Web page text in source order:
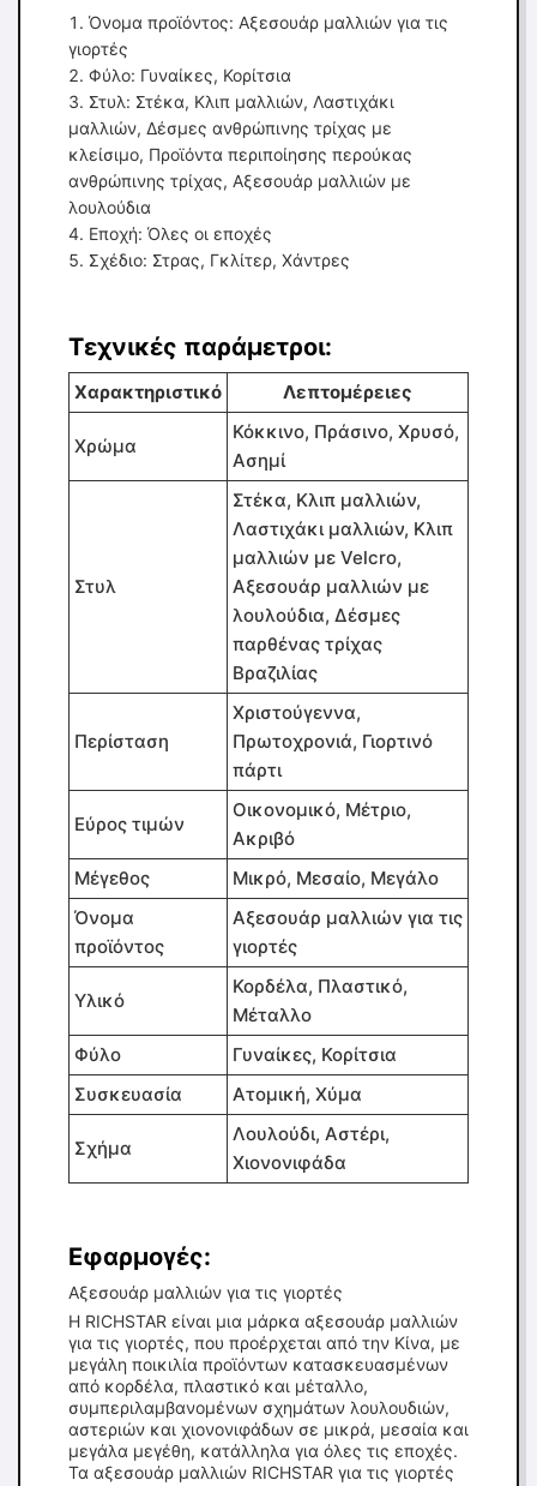
Όνομα προϊόντος: Αξεσουάρ μαλλιών για τις
γιορτές
Φύλο: Γυναίκες, Κορίτσια
Στυλ: Στέκα, Κλιπ μαλλιών, Λαστιχάκι
μαλλιών, Δέσμες ανθρώπινης τρίχας με
κλείσιμο, Προϊόντα περιποίησης περούκας
ανθρώπινης τρίχας, Αξεσουάρ μαλλιών με
λουλούδια
Εποχή: Όλες οι εποχές
Σχέδιο: Στρας, Γκλίτερ, Χάντρες
Τεχνικές παράμετροι:
Χαρακτηριστικό Λεπτομέρειες
Χρώμα
Κόκκινο, Πράσινο, Χρυσό,
Ασημί
Στυλ
Στέκα, Κλιπ μαλλιών,
Λαστιχάκι μαλλιών, Κλιπ
μαλλιών με Velcro,
Αξεσουάρ μαλλιών με
λουλούδια, Δέσμες
παρθένας τρίχας
Βραζιλίας
Περίσταση
Χριστούγεννα,
Πρωτοχρονιά, Γιορτινό
πάρτι
Εύρος τιμών
Οικονομικό, Μέτριο,
Ακριβό
Μέγεθος
Μικρό, Μεσαίο, Μεγάλο
Όνομα
προϊόντος
Αξεσουάρ μαλλιών για τις
γιορτές
Υλικό
Κορδέλα, Πλαστικό,
Μέταλλο
Φύλο
Γυναίκες, Κορίτσια
Συσκευασία
Ατομική, Χύμα
Σχήμα
Λουλούδι, Αστέρι,
Χιονονιφάδα
Εφαρμογές:
Αξεσουάρ μαλλιών για τις γιορτές
Η RICHSTAR είναι μια μάρκα αξεσουάρ μαλλιών
για τις γιορτές, που προέρχεται από την Κίνα, με
μεγάλη ποικιλία προϊόντων κατασκευασμένων
από κορδέλα, πλαστικό και μέταλλο,
συμπεριλαμβανομένων σχημάτων λουλουδιών,
αστεριών και χιονονιφάδων σε μικρά, μεσαία και
μεγάλα μεγέθη, κατάλληλα για όλες τις εποχές.
Τα αξεσουάρ μαλλιών RICHSTAR για τις γιορτές